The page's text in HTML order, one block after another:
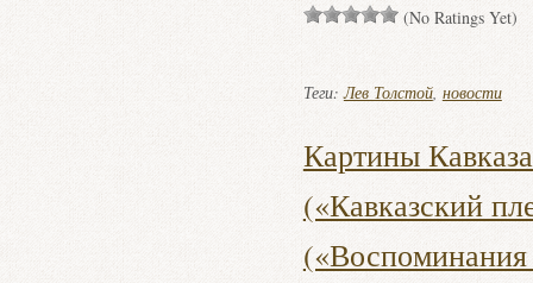
(No Ratings Yet)
Теги:Лев Толстой, новости
Картины
(«Кавказский
(«Воспоминания